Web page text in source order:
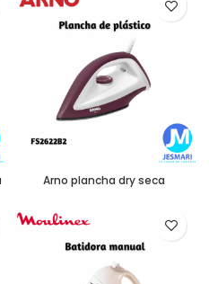
Arno plancha dry seca